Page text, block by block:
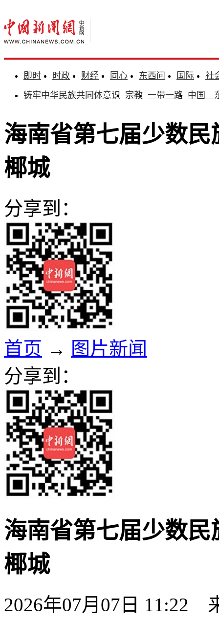
即时 时政 财经 同心 东西问 国际
社
铸牢中华民族共同体意识 宗教 一带一路 中国—
海南省第七届少数
椰城
分享到：
首页 → 图片新闻
分享到：
海南省第七届少数
椰城
2026年07月07日 11:22